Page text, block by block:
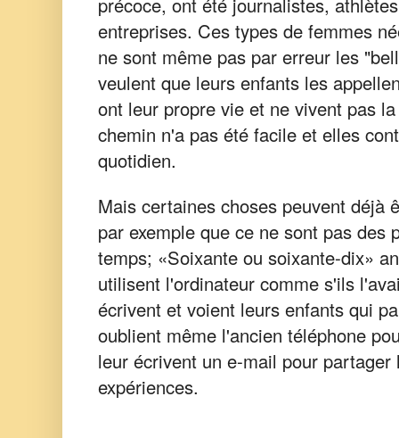
précoce, ont été journalistes,
entreprises. Ces types de femmes
ne sont même pas par erreur les
veulent que leurs enfants les
ont leur propre vie et ne vivent pas
chemin n'a pas été facile et elles
quotidien.
Mais certaines choses peuvent déjà
par exemple que ce ne sont pas des
temps; «Soixante ou soixante-dix»
utilisent l'ordinateur comme s'ils
écrivent et voient leurs enfants qui
oublient même l'ancien téléphone
leur écrivent un e-mail pour
expériences.